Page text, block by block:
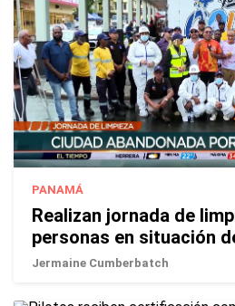
PANAMÁ
Realizan jornada de
personas en situación
Jermaine Cumberbatch